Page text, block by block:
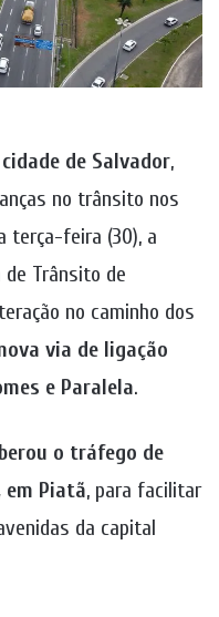
de Salvador,
no trânsito nos
terça-feira (30), a
de Trânsito de
no caminho dos
via de ligação
e Paralela.
o tráfego de
em Piatã, para facilitar
da capital